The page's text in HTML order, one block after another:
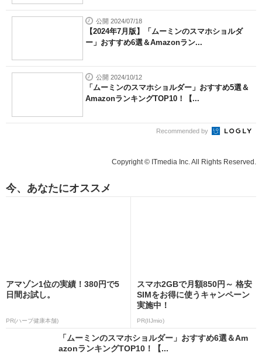
公開 2024/07/18
【2024年7月版】「ムーミンのスマホショルダ
ー」おすすめ6選＆Amazonラン...
公開 2024/10/12
「ムーミンのスマホショルダー」おすすめ5選＆
AmazonランキングTOP10！【...
Recommended by
Copyright © ITmedia Inc. All Rights Reserved.
今、あなたにオススメ
アマゾン1位の実績！380円で5
日間お試し。
PR(ハーブ健康本舗)
スマホ2GBで月額850円～ 格安
SIMをお得に使うキャンペーン
実施中！
PR(IIJmio)
「ムーミンのスマホショルダー」おすすめ6選＆Am
azonランキングTOP10！【...